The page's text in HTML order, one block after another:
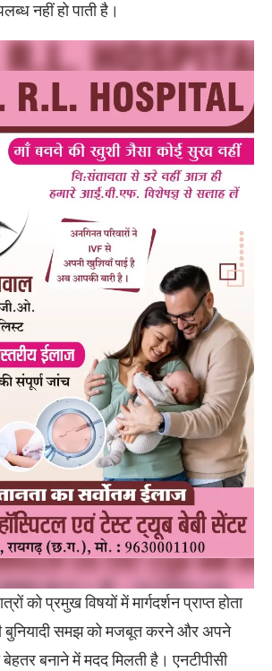
नहीं हो पाती है।
को प्रमुख विषयों में मार्गदर्शन प्राप्त होता
बुनियादी समझ को मजबूत करने और अपने
बनाने में मदद मिलती है। एनटीपीसी